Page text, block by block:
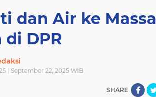
dan Air ke Massa
di DPR
| September 22, 2025 WIB
SHARE